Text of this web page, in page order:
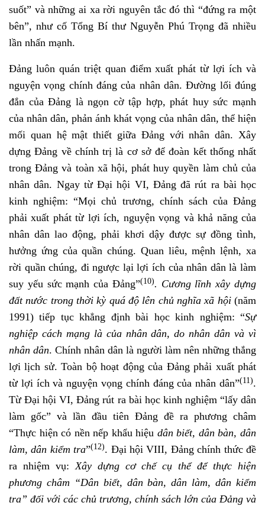
suốt” và những ai xa rời nguyên tắc đó thì “đứng ra một
bên”, như cố Tổng Bí thư Nguyễn Phú Trọng đã nhiều
lần nhấn mạnh.
Đảng luôn quán triệt quan điểm xuất phát từ lợi ích và
nguyện vọng chính đáng của nhân dân. Đường lối đúng
đắn của Đảng là ngọn cờ tập hợp, phát huy sức mạnh
của nhân dân, phản ánh khát vọng của nhân dân, thể hiện
mối quan hệ mật thiết giữa Đảng với nhân dân. Xây
dựng Đảng về chính trị là cơ sở để đoàn kết thống nhất
trong Đảng và toàn xã hội, phát huy quyền làm chủ của
nhân dân. Ngay từ Đại hội VI, Đảng đã rút ra bài học
kinh nghiệm: “Mọi chủ trương, chính sách của Đảng
phải xuất phát từ lợi ích, nguyện vọng và khả năng của
nhân dân lao động, phải khơi dậy được sự đồng tình,
hưởng ứng của quần chúng. Quan liêu, mệnh lệnh, xa
rời quần chúng, đi ngược lại lợi ích của nhân dân là làm
suy yếu sức mạnh của Đảng”(10). Cương lĩnh xây dựng
đất nước trong thời kỳ quá độ lên chủ nghĩa xã hội (năm
1991) tiếp tục khẳng định bài học kinh nghiệm: “Sự
nghiệp cách mạng là của nhân dân, do nhân dân và vì
nhân dân. Chính nhân dân là người làm nên những thắng
lợi lịch sử. Toàn bộ hoạt động của Đảng phải xuất phát
từ lợi ích và nguyện vọng chính đáng của nhân dân”(11).
Từ Đại hội VI, Đảng rút ra bài học kinh nghiệm “lấy dân
làm gốc” và lần đầu tiên Đảng đề ra phương châm
“Thực hiện có nền nếp khẩu hiệu dân biết, dân bàn, dân
làm, dân kiểm tra”(12). Đại hội VIII, Đảng chính thức đề
ra nhiệm vụ:Xây dựng cơ chế cụ thể để thực hiện
phương châm “Dân biết, dân bàn, dân làm, dân kiểm
tra” đối với các chủ trương, chính sách lớn của Đảng và